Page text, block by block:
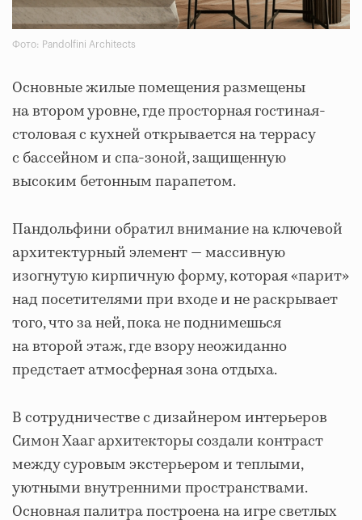
Фото: Pandolfini Architects
Основные жилые помещения размещены
на втором уровне, где просторная гостиная-
столовая с кухней открывается на террасу
с бассейном и спа-зоной, защищенную
высоким бетонным парапетом.
Пандольфини обратил внимание на ключевой
архитектурный элемент — массивную
изогнутую кирпичную форму, которая «парит»
над посетителями при входе и не раскрывает
того, что за ней, пока не поднимешься
на второй этаж, где взору неожиданно
предстает атмосферная зона отдыха.
В сотрудничестве с дизайнером интерьеров
Симон Хааг архитекторы создали контраст
между суровым экстерьером и теплыми,
уютными внутренними пространствами.
Основная палитра построена на игре светлых